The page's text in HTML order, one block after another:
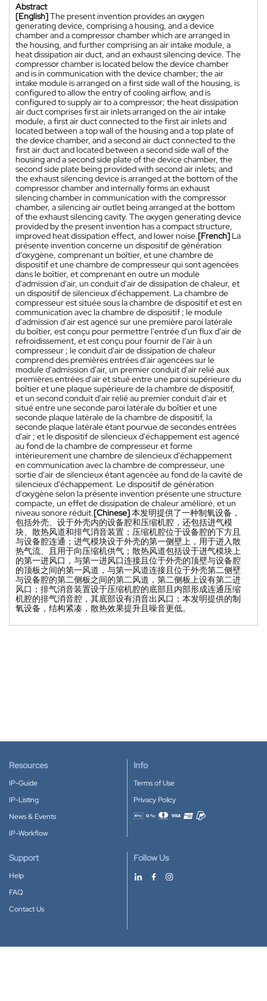
Abstract
[English]The present invention provides an oxygen
generating device, comprising a housing, and a device
chamber and a compressor chamber which are arranged in
the housing, and further comprising an air intake module, a
heat dissipation air duct, and an exhaust silencing device. The
compressor chamber is located below the device chamber
and is in communication with the device chamber; the air
intake module is arranged on a first side wall of the housing, is
configured to allow the entry of cooling airflow, and is
configured to supply air to a compressor; the heat dissipation
air duct comprises first air inlets arranged on the air intake
module, a first air duct connected to the first air inlets and
located between a top wall of the housing and a top plate of
the device chamber, and a second air duct connected to the
first air duct and located between a second side wall of the
housing and a second side plate of the device chamber, the
second side plate being provided with second air inlets; and
the exhaust silencing device is arranged at the bottom of the
compressor chamber and internally forms an exhaust
silencing chamber in communication with the compressor
chamber, a silencing air outlet being arranged at the bottom
of the exhaust silencing cavity. The oxygen generating device
provided by the present invention has a compact structure,
improved heat dissipation effect, and lower noise.[French] La
présente invention concerne un dispositif de génération
d'oxygène, comprenant un boîtier, et une chambre de
dispositif et une chambre de compresseur qui sont agencées
dans le boîtier, et comprenant en outre un module
d'admission d'air, un conduit d'air de dissipation de chaleur, et
un dispositif de silencieux d'échappement. La chambre de
compresseur est située sous la chambre de dispositif et est en
communication avec la chambre de dispositif ; le module
d'admission d'air est agencé sur une première paroi latérale
du boîtier, est conçu pour permettre l'entrée d'un flux d'air de
refroidissement, et est conçu pour fournir de l'air à un
compresseur ; le conduit d'air de dissipation de chaleur
comprend des premières entrées d'air agencées sur le
module d'admission d'air, un premier conduit d'air relié aux
premières entrées d'air et situé entre une paroi supérieure du
boîtier et une plaque supérieure de la chambre de dispositif,
et un second conduit d'air relié au premier conduit d'air et
situé entre une seconde paroi latérale du boîtier et une
seconde plaque latérale de la chambre de dispositif, la
seconde plaque latérale étant pourvue de secondes entrées
d'air ; et le dispositif de silencieux d'échappement est agencé
au fond de la chambre de compresseur et forme
intérieurement une chambre de silencieux d'échappement
en communication avec la chambre de compresseur, une
sortie d'air de silencieux étant agencée au fond de la cavité de
silencieux d'échappement. Le dispositif de génération
d'oxygène selon la présente invention présente une structure
compacte, un effet de dissipation de chaleur amélioré, et un
niveau sonore réduit.[Chinese]本发明提供了一种制氧设备，
包括外壳、设于外壳内的设备腔和压缩机腔，还包括进气模
块、散热风道和排气消音装置；压缩机腔位于设备腔的下方且
与设备腔连通；进气模块设于外壳的第一侧壁上，用于进入散
热气流、且用于向压缩机供气；散热风道包括设于进气模块上
的第一进风口，与第一进风口连接且位于外壳的顶壁与设备腔
的顶板之间的第一风道，与第一风道连接且位于外壳第二侧壁
与设备腔的第二侧板之间的第二风道，第二侧板上设有第二进
风口；排气消音装置设于压缩机腔的底部且内部形成连通压缩
机腔的排气消音腔，其底部设有消音出风口；本发明提供的制
氧设备，结构紧凑，散热效果提升且噪音更低。
Resources
IP-Guide
IP-Listing
News & Events
IP-Workflow
Info
Terms of Use
Privacy Policy
Accepted payment methods
Support
Help
FAQ
Contact Us
Follow Us